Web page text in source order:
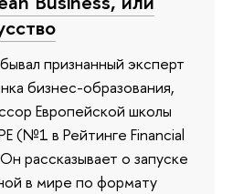
признанный эксперт
бизнес-образования,
Европейской школы
(№1 в Рейтинге Financial
рассказывает о запуске
в мире по формату